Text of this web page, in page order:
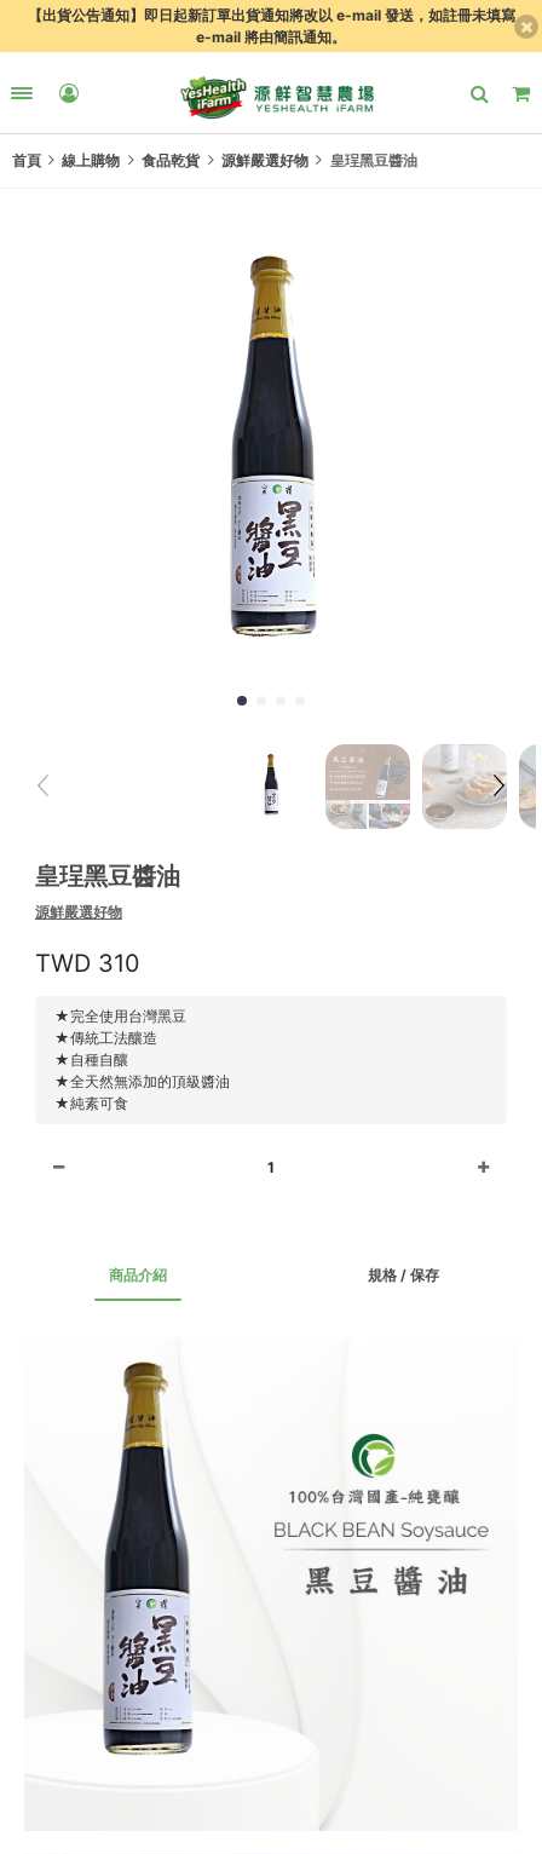
【出貨公告通知】即日起新訂單出貨通知將改以 e-mail 發送，如註冊未填寫
e-mail 將由簡訊通知。
首頁 線上購物 食品乾貨 源鮮嚴選好物 皇珵黑豆醬油
皇珵黑豆醬油
源鮮嚴選好物
310
★完全使用台灣黑豆
★傳統工法釀造
★自種自釀
★全天然無添加的頂級醬油
★純素可食
1
商品介紹 規格 / 保存